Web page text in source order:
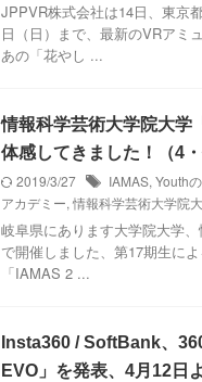
JPPVR株式会社は14日、東京
日（日）まで、最新のVRアミ
あの「花やし ...
情報科学芸術大学院大学
体感してきました！（4
2019/3/27
IAMAS, Youth
アカデミー, 情報科学芸術大学院
岐阜県にあります大学院大学
で開催しました、第17期生に
「IAMAS 2 ...
Insta360 / SoftBank、
EVO」を発表、4月12日